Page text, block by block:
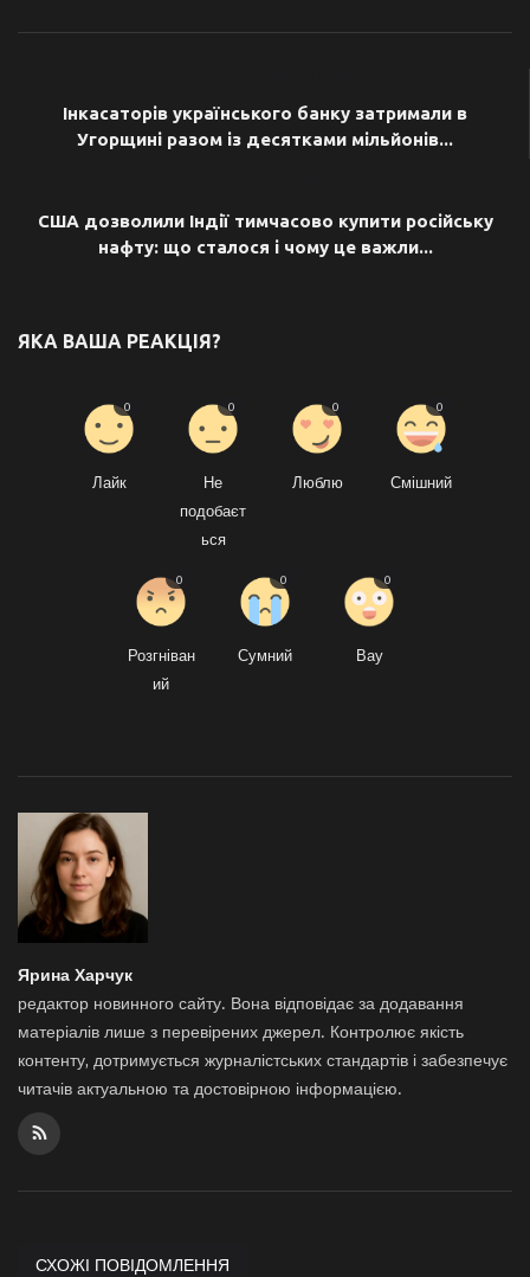
Інкасаторів українського банку затримали в
Угорщині разом із десятками мільйонів...
США дозволили Індії тимчасово купити російську
нафту: що сталося і чому це важли...
ЯКА ВАША РЕАКЦІЯ?
Лайк
0
Не
подобаєт
ься
0
Люблю
0
Смішний
0
Розгніван
ий
0
Сумний
0
Вау
0
Ярина Харчук
редактор новинного сайту. Вона відповідає за додавання
матеріалів лише з перевірених джерел. Контролює якість
контенту, дотримується журналістських стандартів і забезпечує
читачів актуальною та достовірною інформацією.
СХОЖІ ПОВІДОМЛЕННЯ